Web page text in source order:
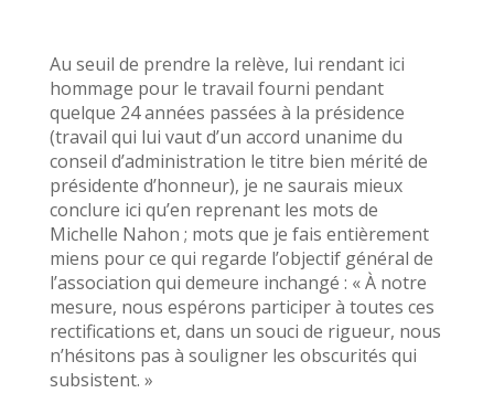
Au seuil de prendre la relève, lui rendant ici
hommage pour le travail fourni pendant
quelque 24 années passées à la présidence
(travail qui lui vaut d’un accord unanime du
conseil d’administration le titre bien mérité de
présidente d’honneur), je ne saurais mieux
conclure ici qu’en reprenant les mots de
Michelle Nahon ; mots que je fais entièrement
miens pour ce qui regarde l’objectif général de
l’association qui demeure inchangé : « À notre
mesure, nous espérons participer à toutes ces
rectifications et, dans un souci de rigueur, nous
n’hésitons pas à souligner les obscurités qui
subsistent. »